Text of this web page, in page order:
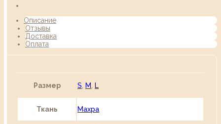
Описание
Отзывы
Доставка
Оплата
Размер S M L
Ткань Махра